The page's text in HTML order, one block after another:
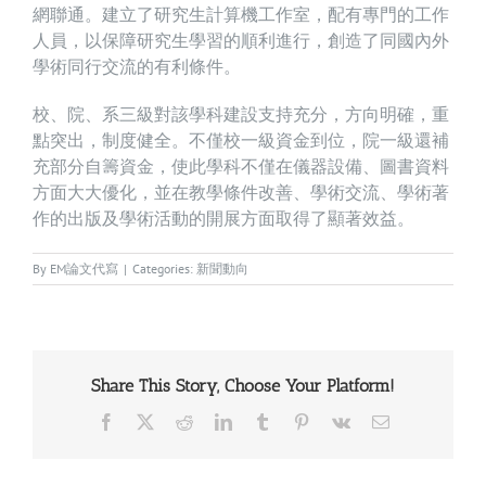
網聯通。建立了研究生計算機工作室，配有專門的工作
人員，以保障研究生學習的順利進行，創造了同國內外
學術同行交流的有利條件。
校、院、系三級對該學科建設支持充分，方向明確，重
點突出，制度健全。不僅校一級資金到位，院一級還補
充部分自籌資金，使此學科不僅在儀器設備、圖書​​資料
方面大大優化，並在教學條件改善、學術交流、學術著
作的出版​​及學術活動的開展方面取得了顯著效益。
By EM論文代寫 | Categories: 新聞動向
Share This Story, Choose Your Platform!
Facebook RedditLinkedInTumblr Pinterest
Vk Email